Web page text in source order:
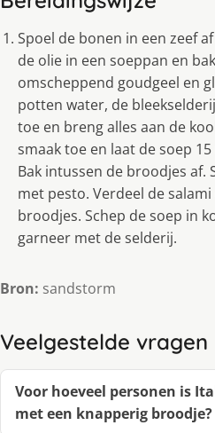
Spoel de bonen in een zeef
de olie in een soeppan en
omscheppend goudgeel en
potten water, de
toe en breng alles aan de
smaak toe en laat de soep
Bak intussen de broodjes af.
met pesto. Verdeel de
broodjes. Schep de soep in
garneer met de selderij.
Bron: sandstorm
Veelgestelde vragen
Voor hoeveel personen is
met een knapperig broodje?